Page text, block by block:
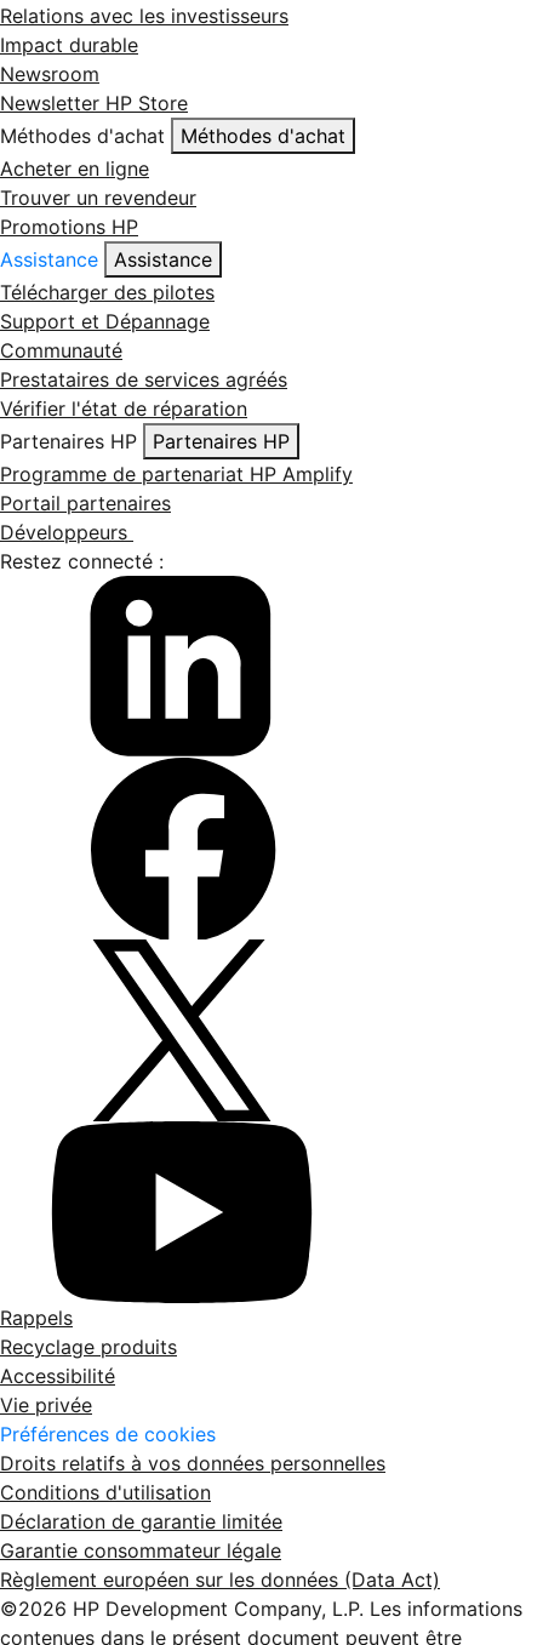
Relations avec les investisseurs
Impact durable
Newsroom
Newsletter HP Store
Méthodes d'achat
Méthodes d'achat
Acheter en ligne
Trouver un revendeur
Promotions HP
Assistance
Assistance
Télécharger des pilotes
Support et Dépannage
Communauté
Prestataires de services agréés
Vérifier l'état de réparation
Partenaires HP
Partenaires HP
Programme de partenariat HP Amplify
Portail partenaires
Développeurs
Restez connecté :
Rappels
Recyclage produits
Accessibilité
Vie privée
Préférences de cookies
Droits relatifs à vos données personnelles
Conditions d'utilisation
Déclaration de garantie limitée
Garantie consommateur légale
Règlement européen sur les données (Data Act)
©2026 HP Development Company, L.P. Les informations
contenues dans le présent document peuvent être